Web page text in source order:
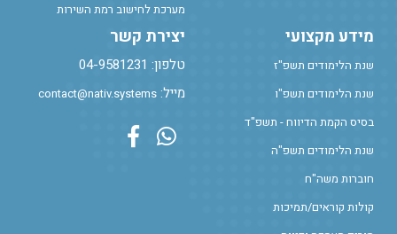
מערכת לחישוב רמת השירות
מידע מקצועי
שנת הלימודים תשפ"ז
שנת הלימודים תשפ"ו
בסיס הקמת הדיווח - תשפ"ד
שנת הלימודים תשפ"ה
חוברות משה"ח
קולות קוראים/תמיכות
יצירת קשר
טלפון: 04-9581231
מייל: contact@nativ.systems
Facebook Profile
Whatsapp